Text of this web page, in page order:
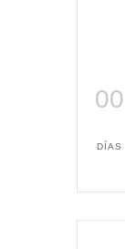
00
DÍAS